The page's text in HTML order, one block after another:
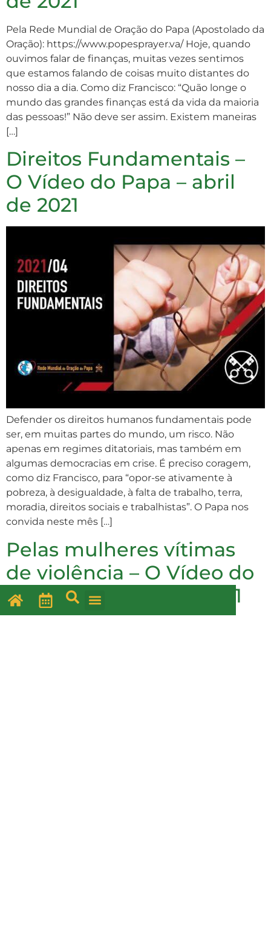
Pela Rede Mundial de Oração do Papa (Apostolado da
Oração): https://www.popesprayer.va/ Hoje, quando
ouvimos falar de finanças, muitas vezes sentimos
que estamos falando de coisas muito distantes do
nosso dia a dia. Como diz Francisco: “Quão longe o
mundo das grandes finanças está da vida da maioria
das pessoas!” Não deve ser assim. Existem maneiras
[…]
Direitos Fundamentais –
O Vídeo do Papa – abril
de 2021
Defender os direitos humanos fundamentais pode
ser, em muitas partes do mundo, um risco. Não
apenas em regimes ditatoriais, mas também em
algumas democracias em crise. É preciso coragem,
como diz Francisco, para “opor-se ativamente à
pobreza, à desigualdade, à falta de trabalho, terra,
moradia, direitos sociais e trabalhistas”. O Papa nos
convida neste mês […]
Pelas mulheres vítimas
de violência – O Vídeo do
Papa – fevereiro de 2021